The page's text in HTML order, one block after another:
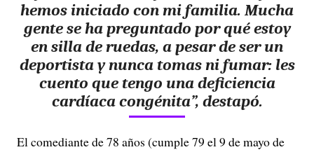
hemos iniciado con mi familia. Mucha
gente se ha preguntado por qué estoy
en silla de ruedas, a pesar de ser un
deportista y nunca tomas ni fumar: les
cuento que tengo una deficiencia
cardíaca congénita”, destapó.
El comediante de 78 años (cumple 79 el 9 de mayo de